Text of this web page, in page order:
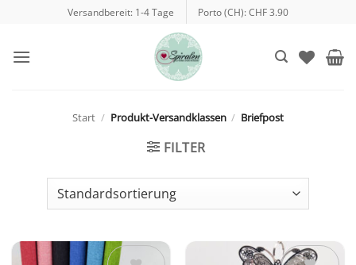
springen
Versandbereit: 1-4 Tage Porto (CH): CHF 3.90
Start / Produkt-Versandklassen / Briefpost
FILTER